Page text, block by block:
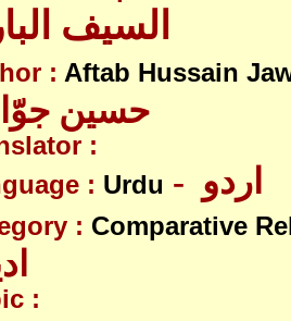
: Aftab Hussain
:
: Urdu
: Comparative
: